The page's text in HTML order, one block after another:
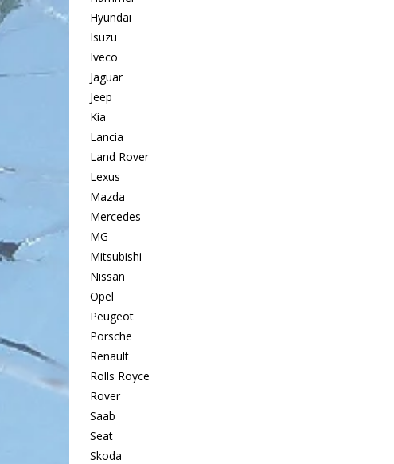
Hyundai
Isuzu
Iveco
Jaguar
Jeep
Kia
Lancia
Land Rover
Lexus
Mazda
Mercedes
MG
Mitsubishi
Nissan
Opel
Peugeot
Porsche
Renault
Rolls Royce
Rover
Saab
Seat
Skoda